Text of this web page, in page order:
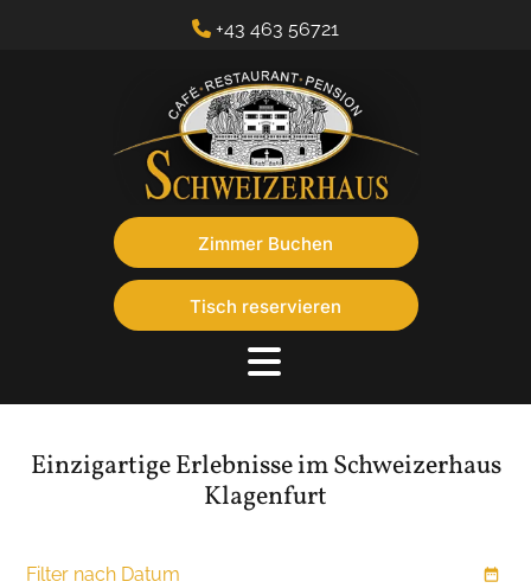
 +43 463 56721
Zimmer Buchen
Tisch reservieren
Einzigartige Erlebnisse im Schweizerhaus
Klagenfurt
Filter nach Datum